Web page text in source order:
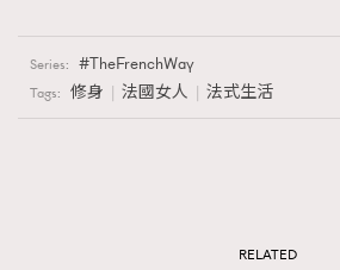
Series: TheFrenchWay
Tags: 修身 法國女人 法式生活
RELATED